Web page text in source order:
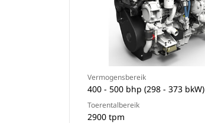
Vermogensbereik
400 - 500 bhp (298 - 373 bkW)
Toerentalbereik
2900 tpm